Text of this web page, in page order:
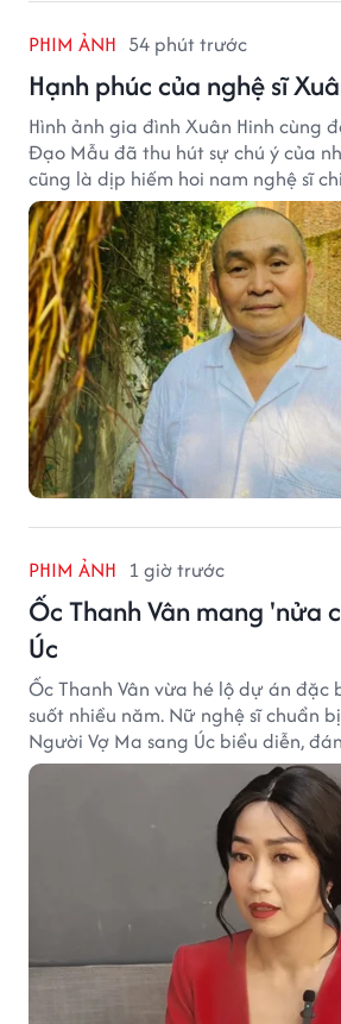
PHIM ẢNH 54 phút trước
Hạnh phúc của nghệ sĩ
Hình ảnh gia đình Xuân Hinh cùng
Đạo Mẫu đã thu hút sự chú ý của
cũng là dịp hiếm hoi nam nghệ sĩ
sum họp bên người thân tại công
huyết của mình.
PHIM ẢNH 1 giờ trước
Ốc Thanh Vân mang 'nửa
Úc
Ốc Thanh Vân vừa hé lộ dự án đặc
suốt nhiều năm. Nữ nghệ sĩ chuẩn
Người Vợ Ma sang Úc biểu diễn,
đáng nhớ trong hành trình làm